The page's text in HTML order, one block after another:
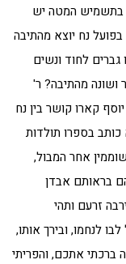
בתשמיש המטה יש
נח יוצא מהתיבה
גברים לחוד ונשים
ושונה מהתיבה? ר'
15) דודו של רבי יוסף קארו קושר בין נח
כותב בספרו תולדות
אחר המבול,
בראותם אבדן
זרעם ותהי
לנחמו, ובירך אותו,
ברכתי אתכם, והפריתי